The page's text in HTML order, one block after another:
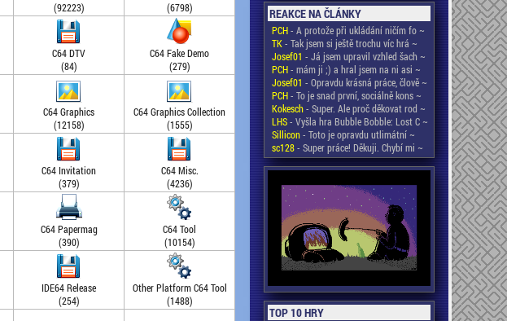
(92223)
(6798)
C64 DTV
(84)
C64 Fake Demo
(279)
C64 Graphics
(12158)
C64 Graphics Collection
(1555)
C64 Invitation
(379)
C64 Misc.
(4236)
C64 Papermag
(390)
C64 Tool
(10154)
IDE64 Release
(254)
Other Platform C64 Tool
(1488)
REAKCE NA ČLÁNKY
PCH- A protože při ukládání ničím fo ~
TK- Tak jsem si ještě trochu víc hrá ~
Josef01 - Já jsem upravil vzhled šach ~
PCH- mám ji ;) a hral jsem na ni asi ~
Josef01 - Opravdu krásná práce, člově ~
PCH- To je snad první, sociálně kons ~
Kokesch- Super. Ale proč děkovat rod ~
LHS- Vyšla hra Bubble Bobble: Lost C ~
Sillicon- Toto je opravdu utlimátní ~
sc128- Super práce! Děkuji. Chybí mi ~
TOP 10 HRY